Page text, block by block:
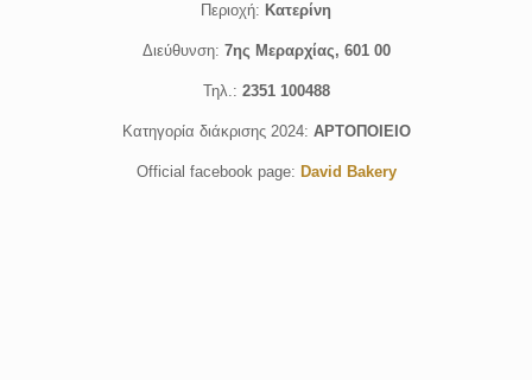
Περιοχή: Κατερίνη
Διεύθυνση: 7ης Μεραρχίας, 601 00
Τηλ.: 2351 100488
Κατηγορία διάκρισης 2024: ΑΡΤΟΠΟΙΕΙΟ
Οfficial facebook page: David Bakery